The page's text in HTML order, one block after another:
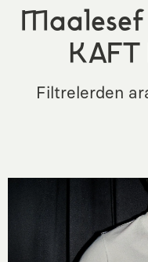
KAFT
Filtrelerden